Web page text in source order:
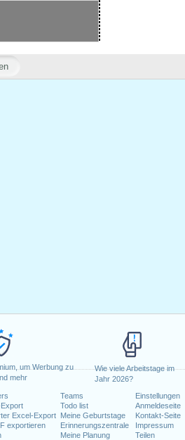
um Werbung zu
mehr
Wie viele Arbeitstage im
Jahr 2026?
Excel-Export
exportieren
Teams
Todo list
Meine Geburtstage
Erinnerungszentrale
Meine Planung
Einstellungen
Anmeldeseite
Kontakt-Seite
Impressum
Teilen